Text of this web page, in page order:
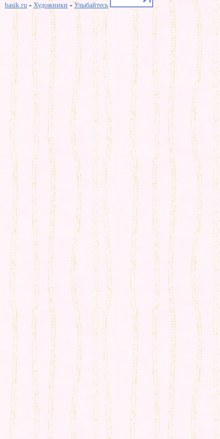
basik.ru - Художники -Улыбайтесь